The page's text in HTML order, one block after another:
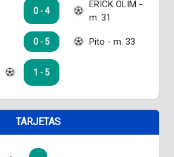
0 - 4
ERICK OLIM -
m. 31
0 - 5 Pito - m. 33
1 - 5
TARJETAS